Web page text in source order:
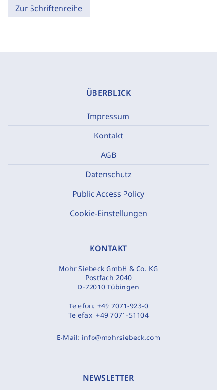
Zur Schriftenreihe
ÜBERBLICK
Impressum
Kontakt
AGB
Datenschutz
Public Access Policy
Cookie-Einstellungen
KONTAKT
Mohr Siebeck GmbH & Co. KG
Postfach 2040
D-72010 Tübingen
Telefon: +49 7071-923-0
Telefax:+49 7071-51104
E-Mail: info@mohrsiebeck.com
NEWSLETTER